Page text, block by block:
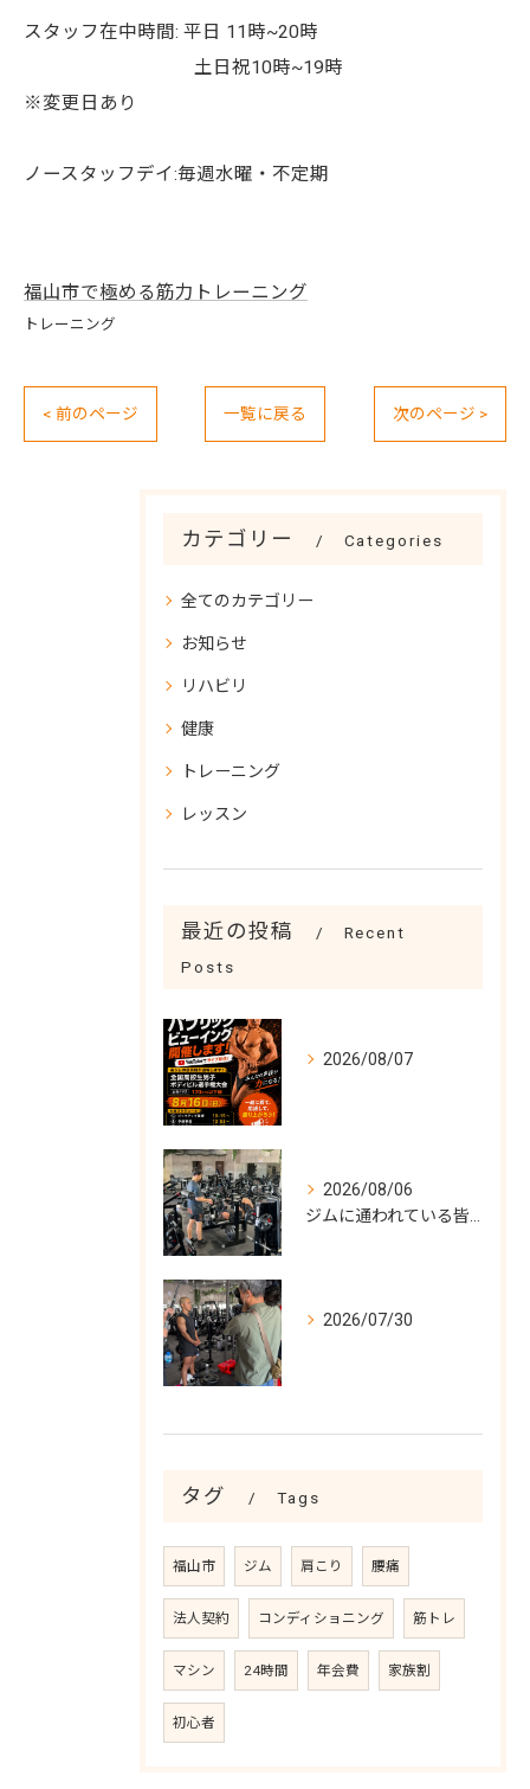
スタッフ在中時間: 平日 11時~20時
土日祝10時~19時
※変更日あり
ノースタッフデイ:毎週水曜・不定期
福山市で極める筋力トレーニング
トレーニング
< 前のページ 一覧に戻る 次のページ >
カテゴリー Categories
全てのカテゴリー
お知らせ
リハビリ
健康
トレーニング
レッスン
最近の投稿
Recent
Posts
2026/08/07
2026/08/06
2026/07/30
タグ Tags
福山市 ジム 肩こり 腰痛
法人契約 コンディショニング 筋トレ
マシン 24時間 年会費 家族割
初心者